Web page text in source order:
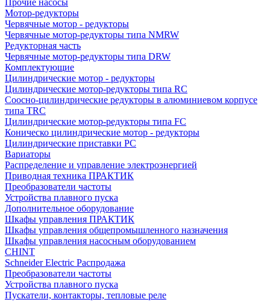
Прочие насосы
Мотор-редукторы
Червячные мотор - редукторы
Червячные мотор-редукторы типа NMRW
Редукторная часть
Червячные мотор-редукторы типа DRW
Комплектующие
Цилиндрические мотор - редукторы
Цилиндрические мотор-редукторы типа RC
Соосно-цилиндрические редукторы в алюминиевом корпусе
типа TRC
Цилиндрические мотор-редукторы типа FC
Коническо цилиндрические мотор - редукторы
Цилиндрические приставки PC
Вариаторы
Распределение и управление электроэнергией
Приводная техника ПРАКТИК
Преобразователи частоты
Устройства плавного пуска
Дополнительное оборудование
Шкафы управления ПРАКТИК
Шкафы управления общепромышленного назначения
Шкафы управления насосным оборудованием
CHINT
Schneider Electric Распродажа
Преобразователи частоты
Устройства плавного пуска
Пускатели, контакторы, тепловые реле